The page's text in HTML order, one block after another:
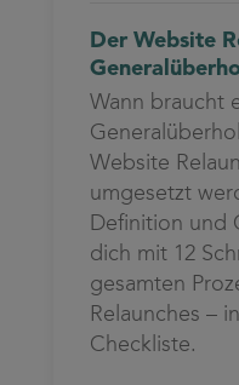
Der Website
Wann braucht
Website
umgesetzt
Definition und
dich mit 12
gesamten
Relaunches –
Checkliste.